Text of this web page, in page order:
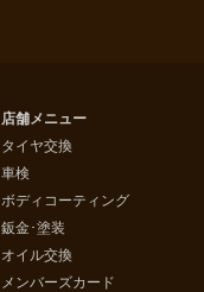
店舗メニュー
タイヤ交換
車検
ボディコーティング
鈑金･塗装
オイル交換
メンバーズカード